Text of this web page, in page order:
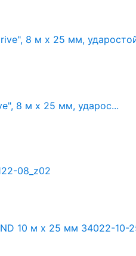
8 м x 25 мм, ударос...